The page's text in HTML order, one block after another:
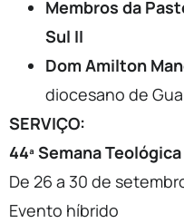
Membros da
Sul II
Dom Amilton
diocesano de
SERVIÇO:
44ª Semana
De 26 a 30 de
Evento híbrido